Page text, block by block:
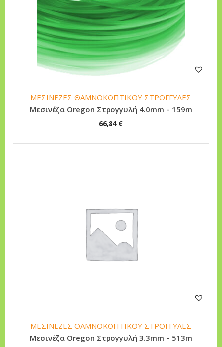
ΜΕΣΙΝΕΖΕΣ ΘΑΜΝΟΚΟΠΤΙΚΟΥ ΣΤΡΟΓΓΥΛΕΣ
Μεσινέζα Oregon Στρογγυλή 4.0mm – 159m
66,84 €
ΜΕΣΙΝΕΖΕΣ ΘΑΜΝΟΚΟΠΤΙΚΟΥ ΣΤΡΟΓΓΥΛΕΣ
Μεσινέζα Oregon Στρογγυλή 3.3mm – 513m